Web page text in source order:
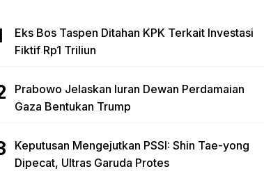
Eks Bos Taspen Ditahan KPK Terkait Investasi
Fiktif Rp1 Triliun
Prabowo Jelaskan Iuran Dewan Perdamaian
Gaza Bentukan Trump
Keputusan Mengejutkan PSSI: Shin Tae-yong
Dipecat, Ultras Garuda Protes